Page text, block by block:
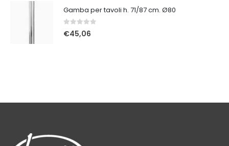
Gamba per tavoli h. 71/87 cm. Ø80
0Su 5
€45,06